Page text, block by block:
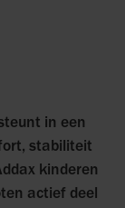
in een
stabiliteit
kinderen
actief deel